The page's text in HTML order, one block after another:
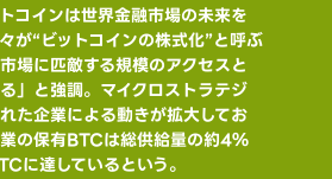
コインは世界金融市場の未来を
が“ビットコインの株式化”と呼ぶ
場に匹敵する規模のアクセスと
」と強調。マイクロストラテジ
た企業による動きが拡大してお
の保有BTCは総供給量の約4％
に達しているという。